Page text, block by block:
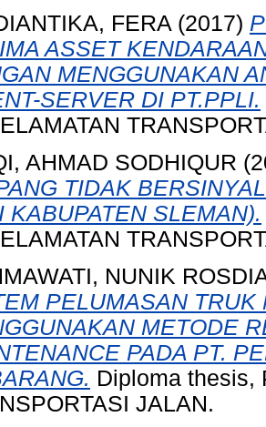
FERA (2017)
ASSET
MENGGUNAKAN
SERVER DI PT.PPLI.
AHMAD SODHIQUR
TIDAK
KABUPATEN SLEMAN).
NUNIK
PELUMASAN TRUK
METODE
PADA PT.
Diploma thesis,
JALAN.